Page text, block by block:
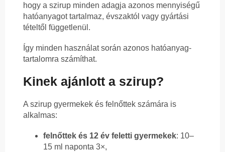
hogy a szirup minden adagja azonos mennyiségű
hatóanyagot tartalmaz, évszaktól vagy gyártási
tételtől függetlenül.
Így minden használat során azonos hatóanyag-
tartalomra számíthat.
Kinek ajánlott a szirup?
A szirup gyermekek és felnőttek számára is
alkalmas:
felnőttek és 12 év feletti gyermekek: 10–
15 ml naponta 3×,